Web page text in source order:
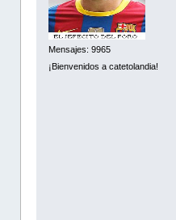
Mensajes: 9965
¡Bienvenidos a catetolandia!